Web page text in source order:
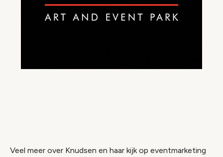
Wijzig cookie instellingen
Veel meer over Knudsen en haar kijk op eventmarketing